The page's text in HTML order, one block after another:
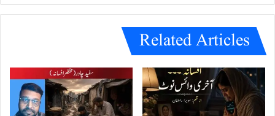
e
Related Articles